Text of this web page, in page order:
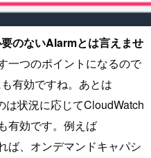
のないAlarmとは言えませ
一つのポイントになるので
有効ですね。あとは
状況に応じてCloudWatch
有効です。例えば
ば、オンデマンドキャパシ